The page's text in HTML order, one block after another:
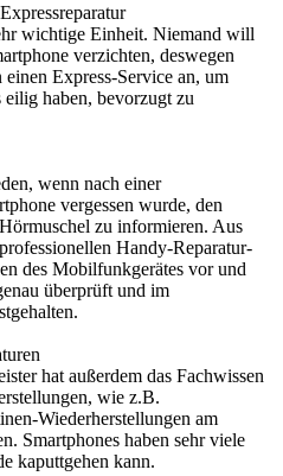
wichtige Einheit. Niemand will
verzichten, deswegen
einen Express-Service an, um
eilig haben, bevorzugt zu
wenn nach einer
vergessen wurde, den
zu informieren. Aus
Handy-Reparatur-
des Mobilfunkgerätes vor und
überprüft und im
hat außerdem das Fachwissen
wie z.B.
Wiederherstellungen am
Smartphones haben sehr viele
kaputtgehen kann.